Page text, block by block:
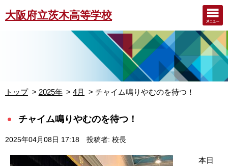
大阪府立茨木高等学校
トップ 2025年 4月 チャイム鳴りやむのを待つ！
チャイム鳴りやむのを待つ！
2025年04月08日 17:18 投稿者: 校長
本日